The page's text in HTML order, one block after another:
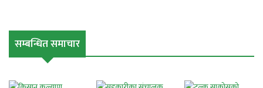
सम्बन्धित समाचार